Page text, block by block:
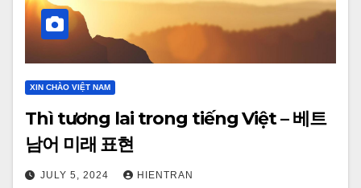
XIN CHÀO VIỆT NAM
Thì tương lai trong tiếng Việt – 베트
남어 미래 표현
JULY 5, 2024 HIENTRAN